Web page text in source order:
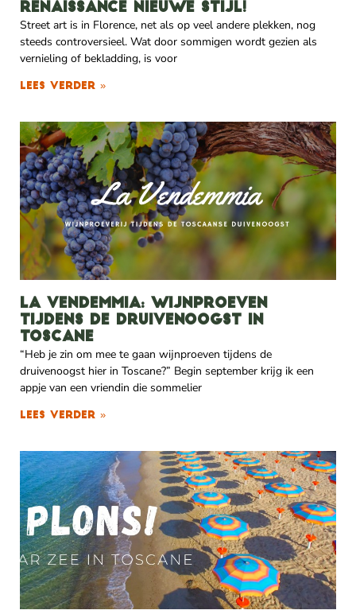
renaissance nieuwe stijl!
Street art is in Florence, net als op veel andere plekken, nog
steeds controversieel. Wat door sommigen wordt gezien als
vernieling of bekladding, is voor
Lees verder »
La vendemmia: wijnproeven
tijdens de druivenoogst in
Toscane
“Heb je zin om mee te gaan wijnproeven tijdens de
druivenoogst hier in Toscane?” Begin september krijg ik een
appje van een vriendin die sommelier
Lees verder »